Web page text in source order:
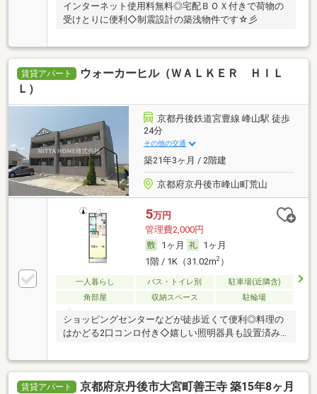
インターネット使用料無料◎宅配ＢＯＸ付きで荷物の
受けとりに便利◇制震設計の築浅物件です☆彡
賃貸アパート
ウォーカーヒル（ＷＡＬＫＥＲ ＨＩＬ
Ｌ）
京都丹後鉄道宮豊線 峰山駅 徒歩
24分
その他の交通
築21年3ヶ月 / 2階建
京都府京丹後市峰山町荒山
5万円
管理費2,000円
1ヶ月
1ヶ月
1階 / 1K（31.02m2）
一人暮らし バス・トイレ別
駐車場(近隣含)
角部屋
収納スペース 駐輪場
ショッピングセンターなどが徒歩近くて便利◎料理の
はかどる2口コンロ付き◇嬉しい照明器具も設置済み
賃貸アパート
京都府京丹後市大宮町善王寺 築15年8ヶ月